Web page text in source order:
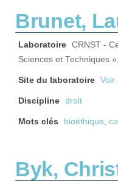
Brunet,
Laboratoire CRNST -
Sciences et Techniques
Site du laboratoire Voir
Discipline droit
Mots clés bioéthique,
Byk,